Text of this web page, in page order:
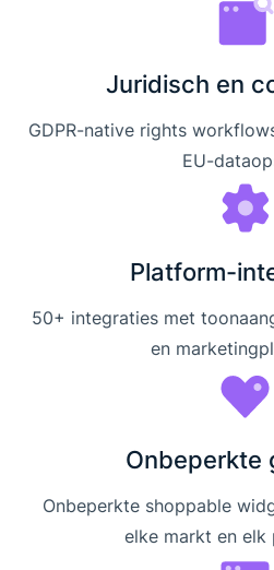
Juridisch en
GDPR-native rights
EU-
Platform-
50+ integraties met
en
Onbeperkte
Onbeperkte shoppable
elke markt en elk